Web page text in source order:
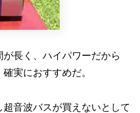
長く、ハイパワーだから
実におすすめだ。
音波バスが買えないとして